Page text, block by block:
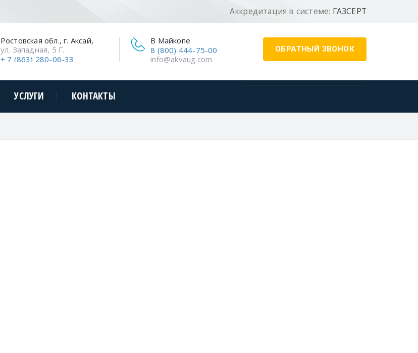
Аккредитация в системе: ГАЗСЕРТ
ОБРАТНЫЙ ЗВОНОК
В Майкопе
8 (800) 444-75-00
info@akvaug.com
Ростовская обл., г. Аксай,
ул. Западная, 5 Г.
+ 7 (863) 280-06-33
УСЛУГИ КОНТАКТЫ